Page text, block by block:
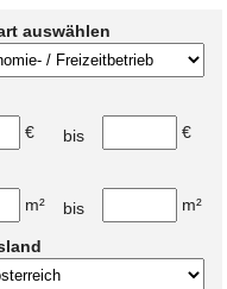
auswählen
€
bis €
m²
bis m²